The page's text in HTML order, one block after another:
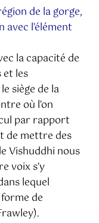
de la gorge,
avec l’élément
la capacité de
et les
siège de la
où l’on
par rapport
de mettre des
Vishuddhi nous
voix s’y
lequel
de